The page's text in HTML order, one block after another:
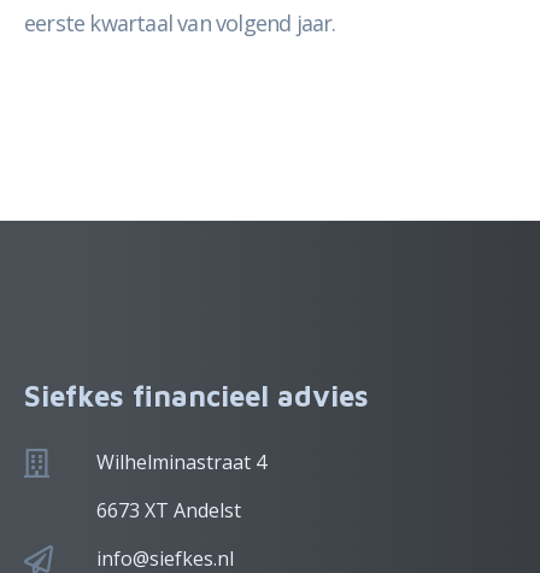
eerste kwartaal van volgend jaar.
Siefkes financieel advies
Wilhelminastraat 4
6673 XT Andelst
info@siefkes.nl